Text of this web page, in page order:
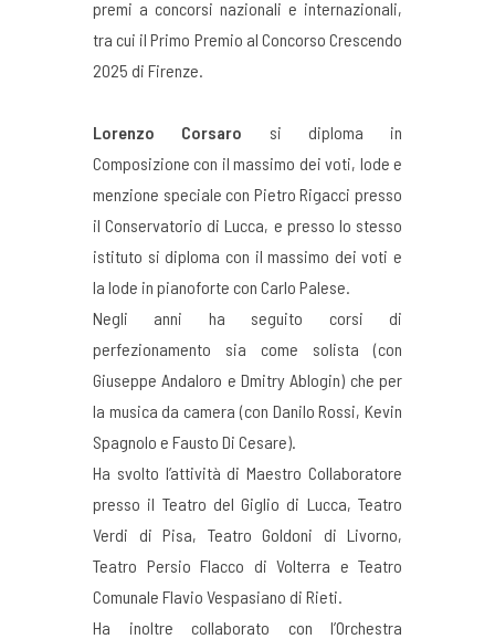
premi a concorsi nazionali e internazionali,
tra cui il Primo Premio al Concorso Crescendo
2025 di Firenze.
Lorenzo Corsaro si diploma in
Composizione con il massimo dei voti, lode e
menzione speciale con Pietro Rigacci presso
il Conservatorio di Lucca, e presso lo stesso
istituto si diploma con il massimo dei voti e
la lode in pianoforte con Carlo Palese.
Negli anni ha seguito corsi di
perfezionamento sia come solista (con
Giuseppe Andaloro e Dmitry Ablogin) che per
la musica da camera (con Danilo Rossi, Kevin
Spagnolo e Fausto Di Cesare).
Ha svolto l’attività di Maestro Collaboratore
presso il Teatro del Giglio di Lucca, Teatro
Verdi di Pisa, Teatro Goldoni di Livorno,
Teatro Persio Flacco di Volterra e Teatro
Comunale Flavio Vespasiano di Rieti.
Ha inoltre collaborato con l’Orchestra